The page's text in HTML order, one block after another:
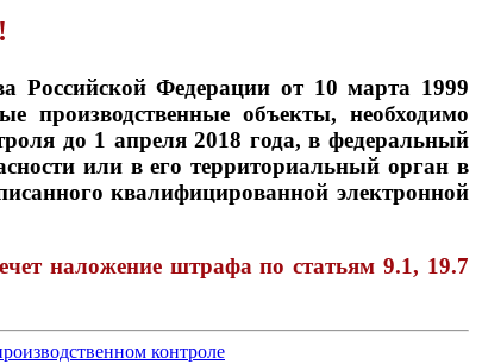
Российской Федерации от 10 марта 1999
объекты, необходимо
до 1 апреля 2018 года, в федеральный
или в его территориальный орган в
квалифицированной электронной
наложение штрафа по статьям 9.1, 19.7
контроле